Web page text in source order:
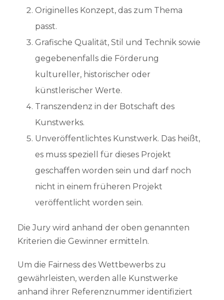
Originelles Konzept, das zum Thema
passt.
Grafische Qualität, Stil und Technik sowie
gegebenenfalls die Förderung
kultureller, historischer oder
künstlerischer Werte.
Transzendenz in der Botschaft des
Kunstwerks.
Unveröffentlichtes Kunstwerk. Das heißt,
es muss speziell für dieses Projekt
geschaffen worden sein und darf noch
nicht in einem früheren Projekt
veröffentlicht worden sein.
Die Jury wird anhand der oben genannten
Kriterien die Gewinner ermitteln.
Um die Fairness des Wettbewerbs zu
gewährleisten, werden alle Kunstwerke
anhand ihrer Referenznummer identifiziert